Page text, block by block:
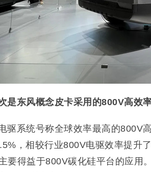
是东风概念皮卡采用的800V高效率
驱系统号称全球效率最高的800V
，相较行业800V电驱效率提升
要得益于800V碳化硅平台的应用